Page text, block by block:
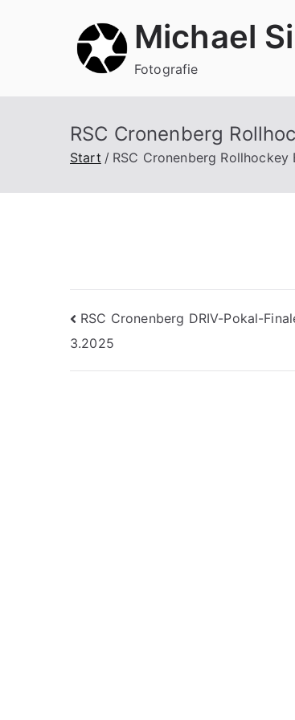
Michael
Fotografie
RSC Cronenberg
Start RSC Cronenberg
RSC Cronenberg DRIV-Pokal-
3.2025